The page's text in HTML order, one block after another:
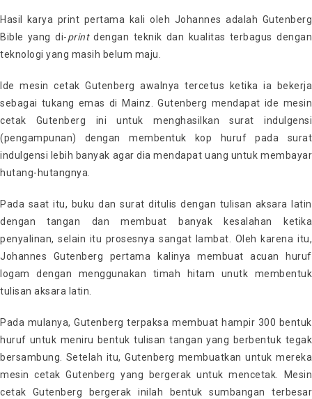
Hasil karya print pertama kali oleh Johannes adalah Gutenberg
Bible yang di-printdengan teknik dan kualitas terbagus dengan
teknologi yang masih belum maju.
Ide mesin cetak Gutenberg awalnya tercetus ketika ia bekerja
sebagai tukang emas di Mainz. Gutenberg mendapat ide mesin
cetak Gutenberg ini untuk menghasilkan surat indulgensi
(pengampunan) dengan membentuk kop huruf pada surat
indulgensi lebih banyak agar dia mendapat uang untuk membayar
hutang-hutangnya.
Pada saat itu, buku dan surat ditulis dengan tulisan aksara latin
dengan tangan dan membuat banyak kesalahan ketika
penyalinan, selain itu prosesnya sangat lambat. Oleh karena itu,
Johannes Gutenberg pertama kalinya membuat acuan huruf
logam dengan menggunakan timah hitam unutk membentuk
tulisan aksara latin.
Pada mulanya, Gutenberg terpaksa membuat hampir 300 bentuk
huruf untuk meniru bentuk tulisan tangan yang berbentuk tegak
bersambung. Setelah itu, Gutenberg membuatkan untuk mereka
mesin cetak Gutenberg yang bergerak untuk mencetak. Mesin
cetak Gutenberg bergerak inilah bentuk sumbangan terbesar